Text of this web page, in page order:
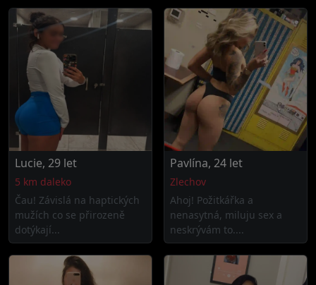
Lucie, 29 let
5 km daleko
Čau! Závislá na haptických
mužích co se přirozeně
dotýkají...
Pavlína, 24 let
Zlechov
Ahoj! Požitkářka a
nenasytná, miluju sex a
neskrývám to....